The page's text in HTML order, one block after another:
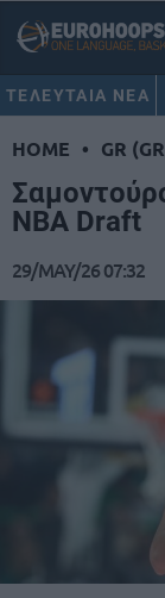
ΤΕΛΕΥΤΑΙΑ ΝΕΑ
HOME • GR
NBA Draft
29/MAY/26 07:32